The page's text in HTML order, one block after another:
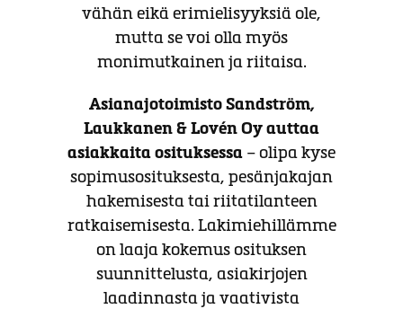
vähän eikä erimielisyyksiä ole,
mutta se voi olla myös
monimutkainen ja riitaisa.
Asianajotoimisto Sandström,
Laukkanen & Lovén Oy auttaa
asiakkaita osituksessa – olipa kyse
sopimusosituksesta, pesänjakajan
hakemisesta tai riitatilanteen
ratkaisemisesta. Lakimiehillämme
on laaja kokemus osituksen
suunnittelusta, asiakirjojen
laadinnasta ja vaativista